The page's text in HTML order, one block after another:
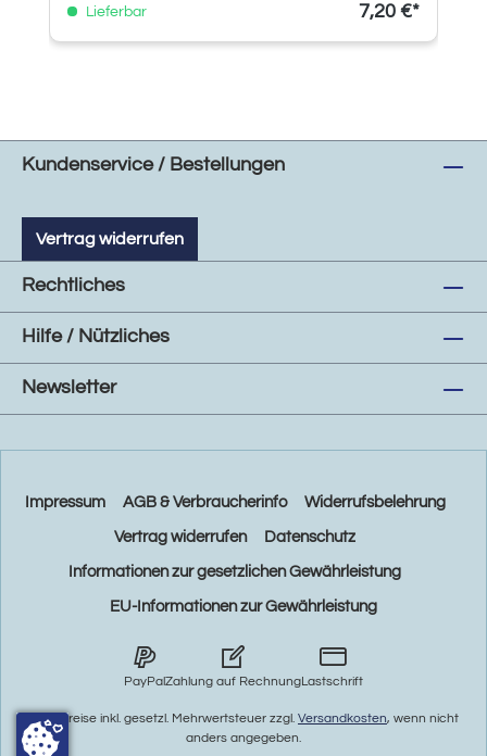
Lieferbar 7,20 €*
Kundenservice / Bestellungen
Vertrag widerrufen
Rechtliches
Hilfe / Nützliches
Newsletter
Impressum AGB & Verbraucherinfo Widerrufsbelehrung
Vertrag widerrufen Datenschutz
Informationen zur gesetzlichen Gewährleistung
EU-Informationen zur Gewährleistung
PayPalZahlung auf RechnungLastschrift
* Alle Preise inkl. gesetzl. Mehrwertsteuer zzgl. Versandkosten, wenn nicht
anders angegeben.